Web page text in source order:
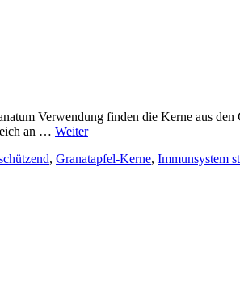
Verwendung finden die Kerne aus
an … Weiter
, Granatapfel-Kerne, Immunsystem